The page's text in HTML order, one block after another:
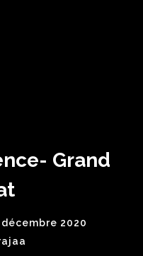
Grand
2020